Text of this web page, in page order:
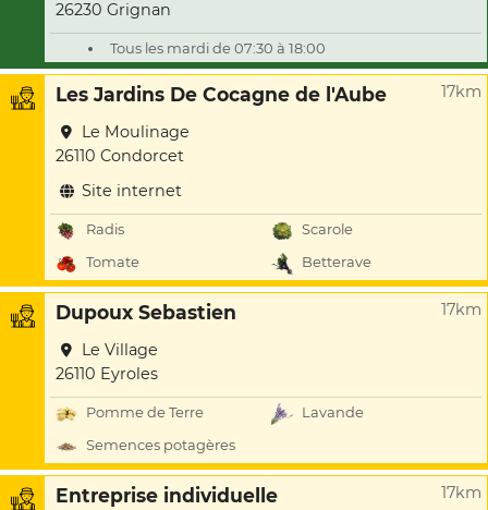
26230 Grignan
Tous les mardi de 07:30 à 18:00
Les Jardins De Cocagne de l'Aube 17km
Le Moulinage
26110 Condorcet
Site internet
Radis
Scarole
Tomate
Betterave
Dupoux Sebastien 17km
Le Village
26110 Eyroles
Pomme de Terre
Lavande
Semences potagères
Entreprise individuelle 17km